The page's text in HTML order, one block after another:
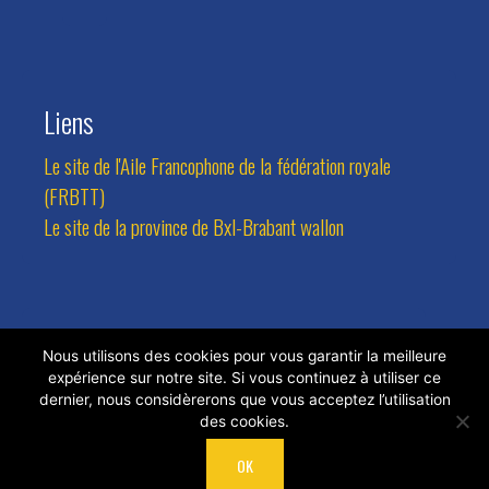
Liens
Le site de l'Aile Francophone de la fédération royale
(FRBTT)
Le site de la province de Bxl-Brabant wallon
Contact
Adresse:Avenue des Combattants 94, 1470 Bousval
Nous utilisons des cookies pour vous garantir la meilleure
expérience sur notre site. Si vous continuez à utiliser ce
dernier, nous considèrerons que vous acceptez l’utilisation
des cookies.
OK